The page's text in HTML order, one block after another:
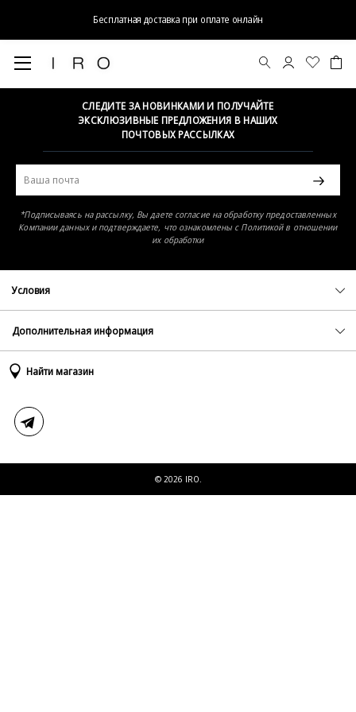
Бесплатная доставка при оплате онлайн
Элемент не найден
СЛЕДИТЕ ЗА НОВИНКАМИ И ПОЛУЧАЙТЕ
ЭКСКЛЮЗИВНЫЕ ПРЕДЛОЖЕНИЯ В НАШИХ
ПОЧТОВЫХ РАССЫЛКАХ
*Подписываясь на рассылку, Вы даете согласие на обработку предоставленных
Компании данных и подтверждаете, что ознакомлены с Политикой в отношении
их обработки
Условия
Политика конфиденциальности
Оферта
Дополнительная информация
Доставка и оплата
Таблица размеров
Найти магазин
© 2026 IRO.